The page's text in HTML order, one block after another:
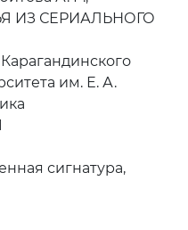
ИЗ СЕРИАЛЬНОГО
им. Е. А.
сигнатура,